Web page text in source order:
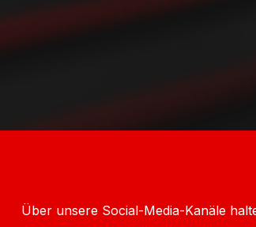
Über unsere Social-Media-Kanäle